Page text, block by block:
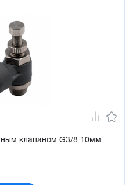
клапаном G3/8 10мм